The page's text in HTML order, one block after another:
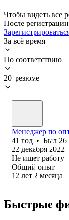
Чтобы видеть все
После
За всё время
По соответствию
20 резюме
Менеджер по
41 год • Был 26
22 декабря 2022
Не ищет работу
Общий опыт
12 лет 2 месяца
Быстрые